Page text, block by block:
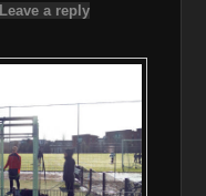
Leave a reply